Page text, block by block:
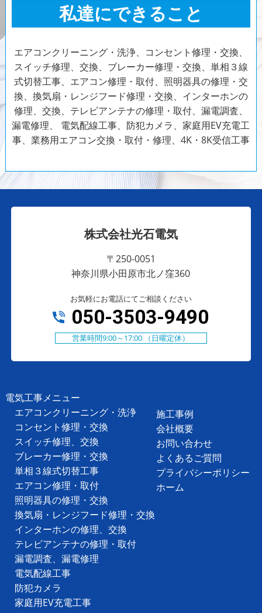
私達にできること
エアコンクリーニング・洗浄、コンセント修理・交換、
スイッチ修理、交換、ブレーカー修理・交換、単相３線
式切替工事、エアコン修理・取付、照明器具の修理・交
換、換気扇・レンジフード修理・交換、インターホンの
修理、交換、テレビアンテナの修理・取付、漏電調査、
漏電修理、 電気配線工事、防犯カメラ、家庭用EV充電工
事、業務用エアコン交換・取付・修理、4K・8K受信工事
株式会社光石電気
〒250-0051
神奈川県小田原市北ノ窪360
お気軽にお電話にてご相談ください
050-3503-9490
営業時間9:00～17:00 （日曜定休）
電気工事メニュー
エアコンクリーニング・洗浄
コンセント修理・交換
スイッチ修理、交換
ブレーカー修理・交換
単相３線式切替工事
エアコン修理・取付
照明器具の修理・交換
換気扇・レンジフード修理・交換
インターホンの修理、交換
テレビアンテナの修理・取付
漏電調査、漏電修理
電気配線工事
防犯カメラ
家庭用EV充電工事
施工事例
会社概要
お問い合わせ
よくあるご質問
プライバシーポリシー
ホーム